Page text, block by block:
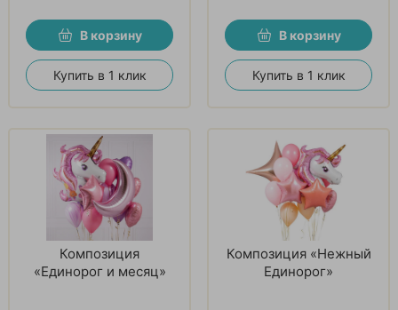
В корзину
Купить в 1 клик
В корзину
Купить в 1 клик
Композиция
«Единорог и месяц»
Композиция «Нежный
Единорог»